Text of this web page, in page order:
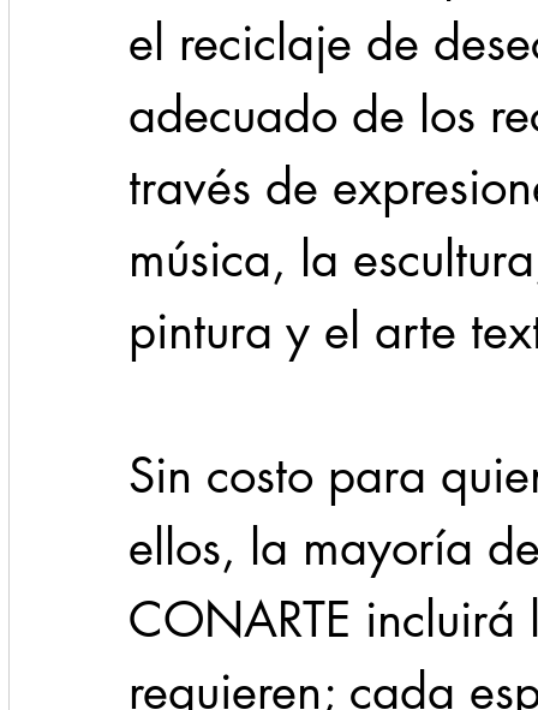
el reciclaje de
adecuado de los
través de
música, la
pintura y el arte
Sin costo para
ellos, la mayoría
CONARTE
requieren; cada